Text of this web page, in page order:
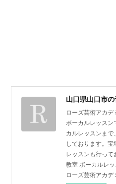
ローズ芸術アカ
ボーカルレッス
カルレッスンま
しております。
レッスンも行っ
教室 ボーカルレ
ローズ芸術アカデ